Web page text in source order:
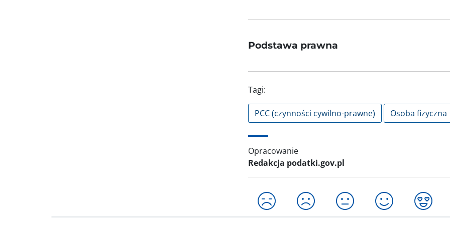
Podstawa prawna
Tagi:
PCC (czynności cywilno-prawne) Osoba fizyczna
Opracowanie
Redakcja podatki.gov.pl